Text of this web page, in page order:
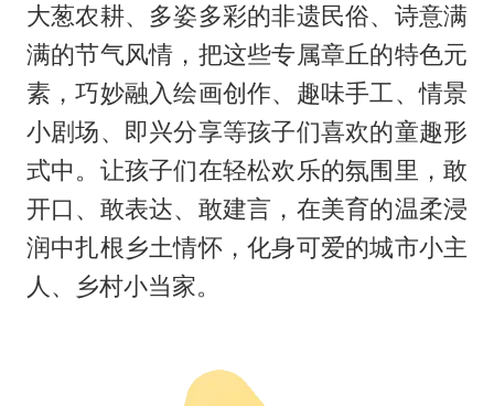
大葱农耕、多姿多彩的非遗民俗、诗意满
满的节气风情，把这些专属章丘的特色元
素，巧妙融入绘画创作、趣味手工、情景
小剧场、即兴分享等孩子们喜欢的童趣形
式中。让孩子们在轻松欢乐的氛围里，敢
开口、敢表达、敢建言，在美育的温柔浸
润中扎根乡土情怀，化身可爱的城市小主
人、乡村小当家。